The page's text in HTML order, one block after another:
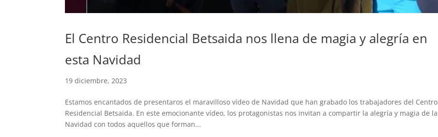
El Centro Residencial Betsaida nos llena de magia y alegría en
esta Navidad
19 diciembre, 2023
Estamos encantados de presentaros el maravilloso vídeo de Navidad que han grabado los trabajadores del Centro
Residencial Betsaida. En este emocionante vídeo, los protagonistas nos invitan a compartir la alegría y magia de la
Navidad con todos aquellos que forman...